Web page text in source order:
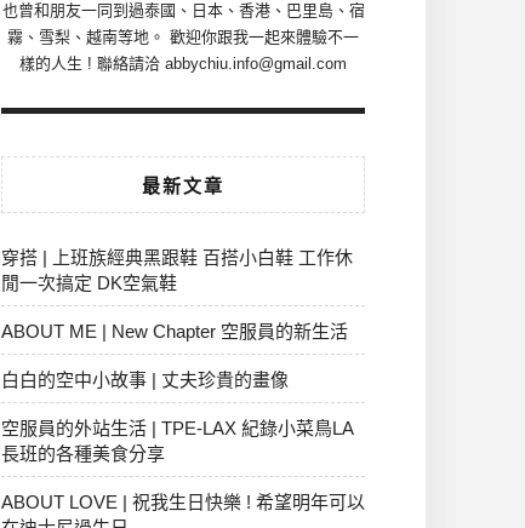
也曾和朋友一同到過泰國、日本、香港、巴里島、宿
霧、雪梨、越南等地。 歡迎你跟我一起來體驗不一
樣的人生 ! 聯絡請洽 abbychiu.info@gmail.com
最新文章
穿搭 | 上班族經典黑跟鞋 百搭小白鞋 工作休
閒一次搞定 DK空氣鞋
ABOUT ME | New Chapter 空服員的新生活
白白的空中小故事 | 丈夫珍貴的畫像
空服員的外站生活 | TPE-LAX 紀錄小菜鳥LA
長班的各種美食分享
ABOUT LOVE | 祝我生日快樂 ! 希望明年可以